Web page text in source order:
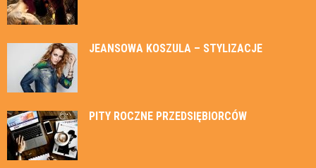
JEANSOWA KOSZULA – STYLIZACJE
PITY ROCZNE PRZEDSIĘBIORCÓW